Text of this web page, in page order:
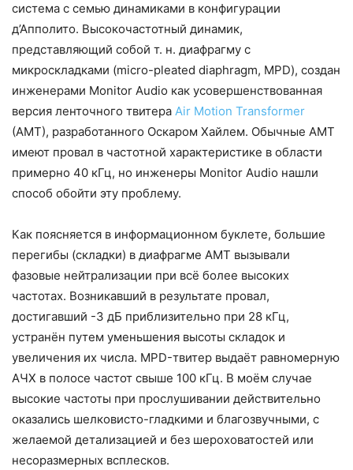
система с семью динамиками в конфигурации
д’Апполито. Высокочастотный динамик,
представляющий собой т. н. диафрагму с
микроскладками (micro-pleated diaphragm, MPD), создан
инженерами Monitor Audio как усовершенствованная
версия ленточного твитера Air Motion Transformer
(AMT), разработанного Оскаром Хайлем. Обычные АМТ
имеют провал в частотной характеристике в области
примерно 40 кГц, но инженеры Monitor Audio нашли
способ обойти эту проблему.
Как поясняется в информационном буклете, большие
перегибы (складки) в диафрагме AMT вызывали
фазовые нейтрализации при всё более высоких
частотах. Возникавший в результате провал,
достигавший -3 дБ приблизительно при 28 кГц,
устранён путем уменьшения высоты складок и
увеличения их числа. MPD-твитер выдаёт равномерную
АЧХ в полосе частот свыше 100 кГц. В моём случае
высокие частоты при прослушивании действительно
оказались шелковисто-гладкими и благозвучными, с
желаемой детализацией и без шероховатостей или
несоразмерных всплесков.